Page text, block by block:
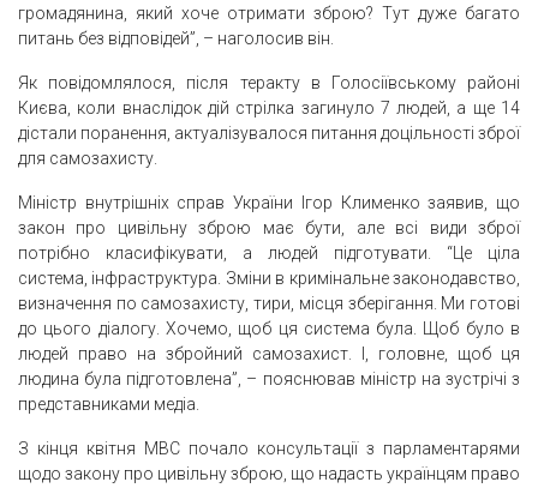
громадянина, який хоче отримати зброю? Тут дуже багато
питань без відповідей”, – наголосив він.
Як повідомлялося, після теракту в Голосіївському районі
Києва, коли внаслідок дій стрілка загинуло 7 людей, а ще 14
дістали поранення, актуалізувалося питання доцільності зброї
для самозахисту.
Міністр внутрішніх справ України Ігор Клименко заявив, що
закон про цивільну зброю має бути, але всі види зброї
потрібно класифікувати, а людей підготувати. “Це ціла
система, інфраструктура. Зміни в кримінальне законодавство,
визначення по самозахисту, тири, місця зберігання. Ми готові
до цього діалогу. Хочемо, щоб ця система була. Щоб було в
людей право на збройний самозахист. І, головне, щоб ця
людина була підготовлена”, – пояснював міністр на зустрічі з
представниками медіа.
З кінця квітня МВС почало консультації з парламентарями
щодо закону про цивільну зброю, що надасть українцям право